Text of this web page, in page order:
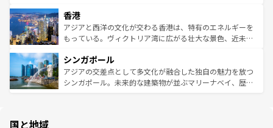
とつ。フォーやバインミー、ベトナムコーヒーなどは、ぜ
ひ現地で味わいたい。どの地域を訪れてもあたたかい人々
が旅行者を迎えてくれるので、きっと忘れられない旅にな
参照してほしい。
の活気が交差している。北部ではチェンマイなどの山岳地
帯で自然と触れ合い、南部ではプーケットやクラビの美し
いビーチでリゾート気分を楽しむことができる。タイ料理
激する。気候は一年中温暖で、どの季節にも異なる楽しみ
が待っている。親しみやすいタイの人々、仏教を中心とし
た文化、そして多様な観光資源が、訪れる旅人を魅了し続
香港
アジアと西洋の文化が交わる香港は、特有のエネルギーを
もっている。ヴィクトリア湾に広がる壮大な景色、近未来
み、どこを訪れても感動するはず。観光スポットが密集し
ており、効率よく見どころを回れるのも魅力。息をのむよ
うな絶景から文化的な体験まで、香港を存分に楽しみ尽く
シンガポール
アジアの交差点として多文化が融合した独自の魅力を放つ
シンガポール。未来的な建築物が並ぶマリーナベイ、歴史
国と地域